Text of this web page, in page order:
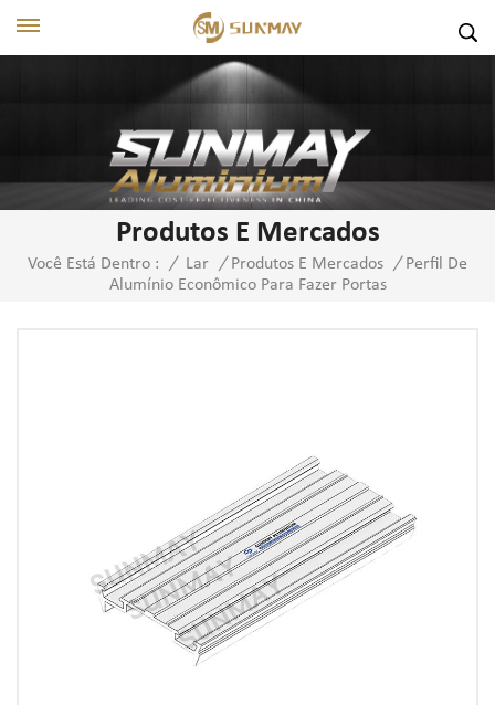
Produtos E Mercados
Você Está Dentro : / Lar / Produtos E Mercados / Perfil De
Alumínio Econômico Para Fazer Portas